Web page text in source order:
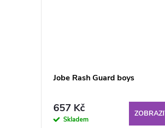
Jobe Rash Guard boys
657 Kč
Skladem